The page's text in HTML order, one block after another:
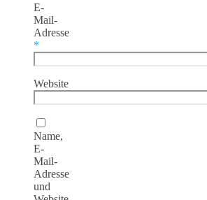
E-
Mail-
Adresse
*
Website
Name,
E-
Mail-
Adresse
und